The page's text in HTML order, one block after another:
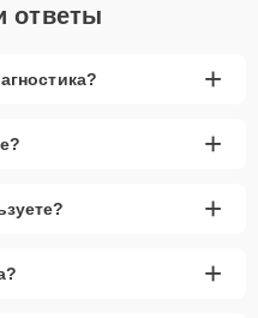
ответы
+
+
+
+